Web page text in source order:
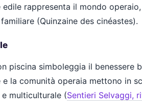
edile rappresenta il mondo
(Quinzaine des cinéastes).
piscina simboleggia il benessere
e la comunità operaia mettono in
multiculturale (Sentieri Selvaggi,